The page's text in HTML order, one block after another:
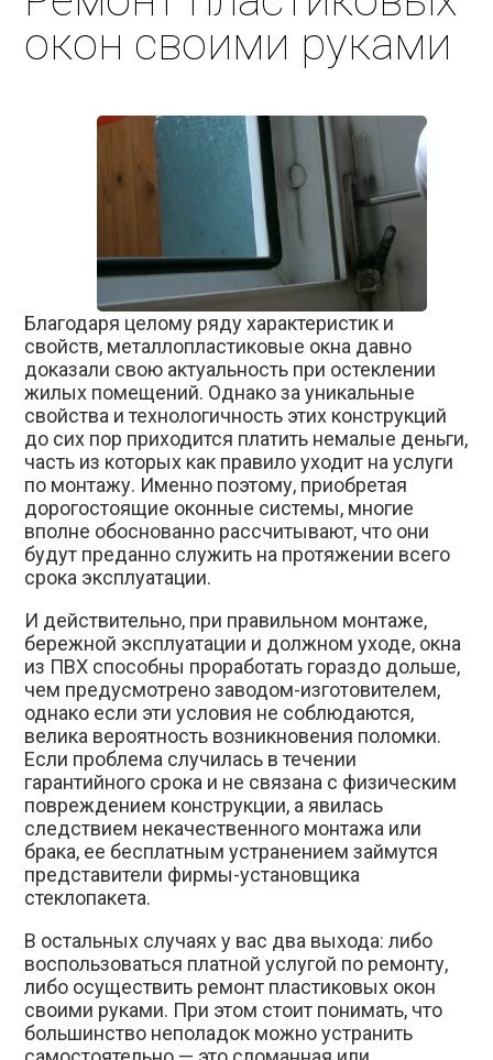
окон своими руками
Благодаря целому ряду характеристик и
свойств, металлопластиковые окна давно
доказали свою актуальность при остеклении
жилых помещений. Однако за уникальные
свойства и технологичность этих конструкций
до сих пор приходится платить немалые деньги,
часть из которых как правило уходит на услуги
по монтажу. Именно поэтому, приобретая
дорогостоящие оконные системы, многие
вполне обоснованно рассчитывают, что они
будут преданно служить на протяжении всего
срока эксплуатации.
И действительно, при правильном монтаже,
бережной эксплуатации и должном уходе, окна
из ПВХ способны проработать гораздо дольше,
чем предусмотрено заводом-изготовителем,
однако если эти условия не соблюдаются,
велика вероятность возникновения поломки.
Если проблема случилась в течении
гарантийного срока и не связана с физическим
повреждением конструкции, а явилась
следствием некачественного монтажа или
брака, ее бесплатным устранением займутся
представители фирмы-установщика
стеклопакета.
В остальных случаях у вас два выхода: либо
воспользоваться платной услугой по ремонту,
либо осуществить ремонт пластиковых окон
своими руками. При этом стоит понимать, что
большинство неполадок можно устранить